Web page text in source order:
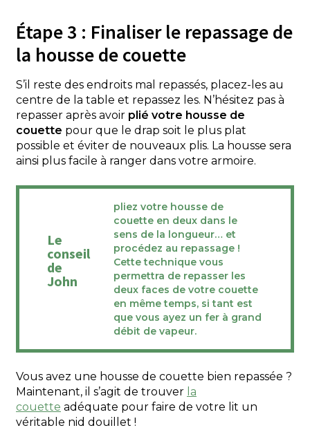
Étape 3 : Finaliser le repassage de
la housse de couette
S’il reste des endroits mal repassés, placez-les au
centre de la table et repassez les. N’hésitez pas à
repasser après avoir plié votre housse de
couette pour que le drap soit le plus plat
possible et éviter de nouveaux plis. La housse sera
ainsi plus facile à ranger dans votre armoire.
Le
conseil
de
John
pliez votre housse de
couette en deux dans le
sens de la longueur… et
procédez au repassage !
Cette technique vous
permettra de repasser les
deux faces de votre couette
en même temps, si tant est
que vous ayez un fer à grand
débit de vapeur.
Vous avez une housse de couette bien repassée ?
Maintenant, il s’agit de trouver la
couette adéquate pour faire de votre lit un
véritable nid douillet !